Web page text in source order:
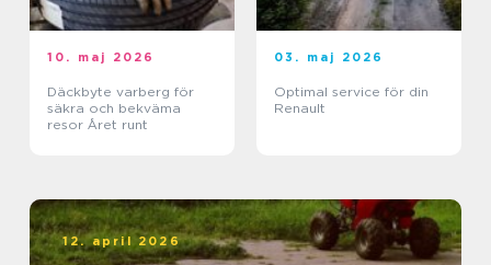
10. maj 2026
Däckbyte varberg för
säkra och bekväma
resor Året runt
03. maj 2026
Optimal service för din
Renault
12. april 2026